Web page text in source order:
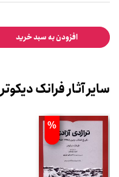
افزودن به سبد خرید
سایر آثار فرانک دیکوتر
%